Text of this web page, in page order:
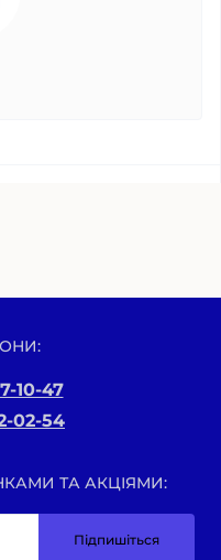
10-47
02-54
ТА АКЦІЯМИ:
Підпишіться